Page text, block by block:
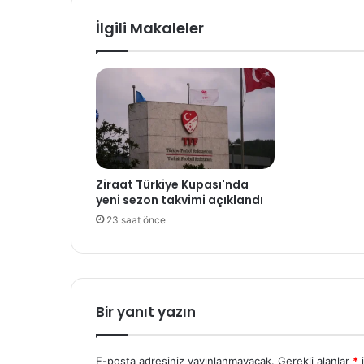
İlgili Makaleler
Ziraat Türkiye Kupası'nda
yeni sezon takvimi açıklandı
23 saat önce
Bir yanıt yazın
E-posta adresiniz yayınlanmayacak. Gerekli alanlar *